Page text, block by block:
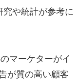
や統計が参考に
マーケターがイ
が質の高い顧客